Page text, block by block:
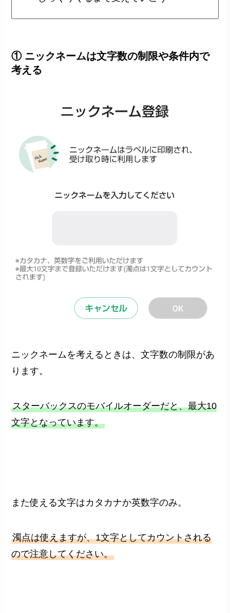
① ニックネームは文字数の制限や条件内で
考える
ニックネームを考えるときは、文字数の制限があ
ります。
スターバックスのモバイルオーダーだと、最大10
文字となっています。
また使える文字はカタカナか英数字のみ。
濁点は使えますが、1文字としてカウントされる
ので注意してください。